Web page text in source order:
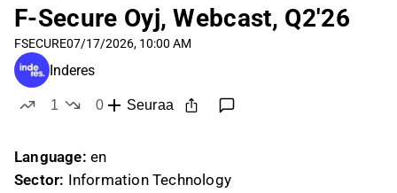
F-Secure Oyj, Webcast, Q2'26
FSECURE07/17/2026, 10:00 AM
Inderes
1
0
Seuraa
Language: en
Sector: Information Technology